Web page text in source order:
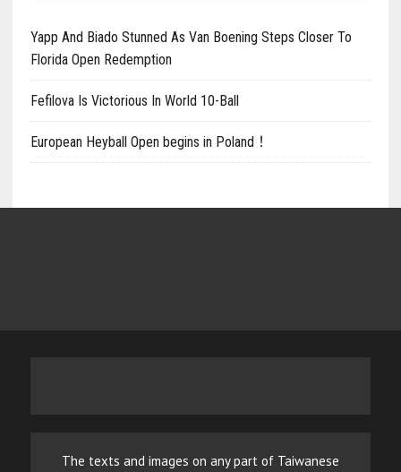
Yapp And Biado Stunned As Van Boening Steps Closer To
Florida Open Redemption
Fefilova Is Victorious In World 10-Ball
European Heyball Open begins in Poland！
The texts and images on any part of Taiwanese